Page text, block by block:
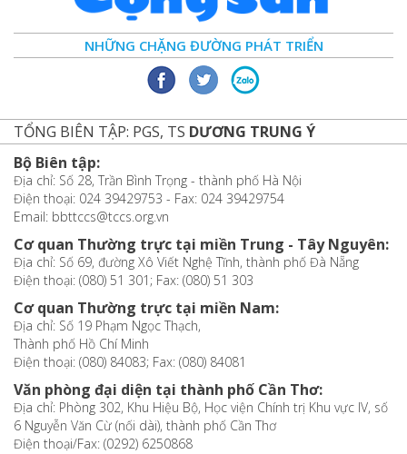
NHỮNG CHẶNG ĐƯỜNG PHÁT TRIỂN
TỔNG BIÊN TẬP: PGS, TS DƯƠNG TRUNG Ý
Bộ Biên tập:
Địa chỉ: Số 28, Trần Bình Trọng - thành phố Hà Nội
Điện thoại: 024 39429753 - Fax: 024 39429754
Email: bbttccs@tccs.org.vn
Cơ quan Thường trực tại miền Trung - Tây Nguyên:
Địa chỉ: Số 69, đường Xô Viết Nghệ Tĩnh, thành phố Đà Nẵng
Điện thoại: (080) 51 301; Fax: (080) 51 303
Cơ quan Thường trực tại miền Nam:
Địa chỉ: Số 19 Phạm Ngọc Thạch,
Thành phố Hồ Chí Minh
Điện thoại: (080) 84083; Fax: (080) 84081
Văn phòng đại diện tại thành phố Cần Thơ:
Địa chỉ: Phòng 302, Khu Hiệu Bộ, Học viện Chính trị Khu vực IV, số
6 Nguyễn Văn Cừ (nối dài), thành phố Cần Thơ
Điện thoại/Fax: (0292) 6250868